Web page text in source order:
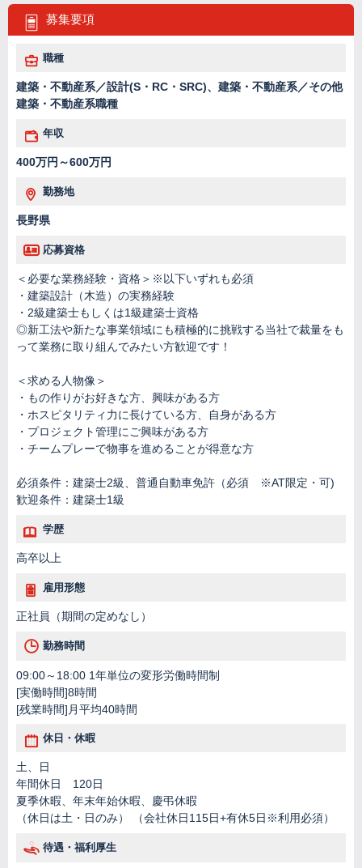
募集要項
職種
建築・不動産系／設計(S・RC・SRC)、建築・不動産系／その他
建築・不動産系職種
年収
400万円～600万円
勤務地
長野県
応募資格
＜必要な業務経験・資格＞※以下いずれも必須
・建築設計（木造）の実務経験
・2級建築士もしくは1級建築士資格
◎新工法や新たな事業領域にも積極的に挑戦する当社で裁量をも
って業務に取り組んでみたい方歓迎です！
＜求める人物像＞
・もの作りがお好きな方、興味がある方
・ホスピタリティ力に長けている方、自身がある方
・プロジェクト管理にご興味がある方
・チームプレーで物事を進めることが得意な方
必須条件：建築士2級、普通自動車免許（必須 ※AT限定・可)
歓迎条件：建築士1級
学歴
高卒以上
雇用形態
正社員（期間の定めなし）
勤務時間
09:00～18:00 1年単位の変形労働時間制
[実働時間]8時間
[残業時間]月平均40時間
休日・休暇
土、日
年間休日 120日
夏季休暇、年末年始休暇、慶弔休暇
（休日は土・日のみ） （会社休日115日+有休5日※利用必須）
待遇・福利厚生